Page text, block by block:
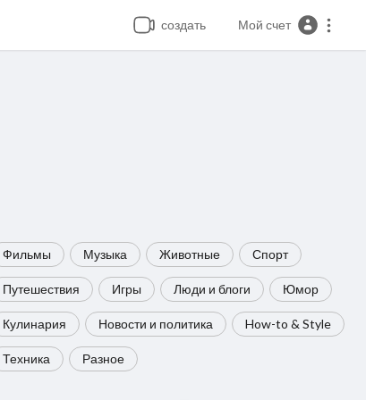
создать Мой счет
Фильмы Музыка Животные Спорт
Путешествия Игры Люди и блоги Юмор
Кулинария Новости и политика How-to & Style
Техника Разное